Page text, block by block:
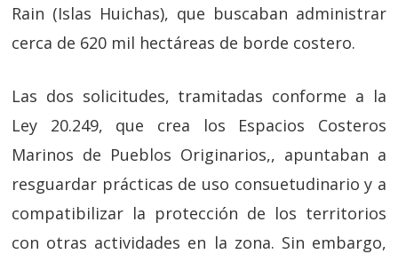
Rain (Islas Huichas), que buscaban administrar
cerca de 620 mil hectáreas de borde costero.
Las dos solicitudes, tramitadas conforme a la
Ley 20.249, que crea los Espacios Costeros
Marinos de Pueblos Originarios,, apuntaban a
resguardar prácticas de uso consuetudinario y a
compatibilizar la protección de los territorios
con otras actividades en la zona. Sin embargo,